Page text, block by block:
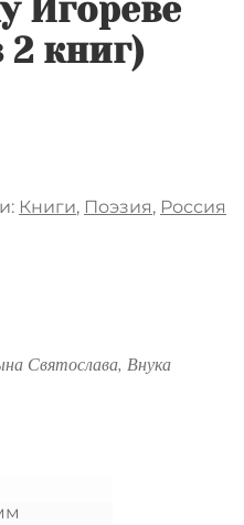
Игореве
2 книг)
Книги, Поэзия, Россия
Святослава, Внука